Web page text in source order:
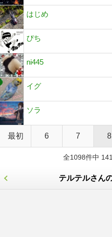
はじめ
ぴち
ni445
イグ
ソラ
最初 6 7 8
全1098件中
テルテルさん